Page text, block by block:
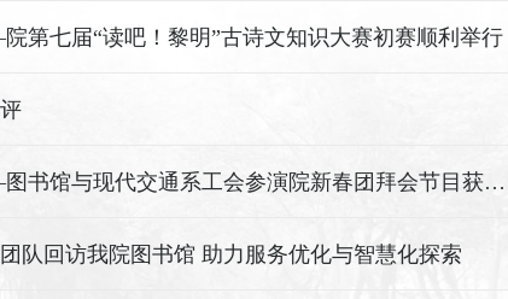
第七届“读吧！黎明”古诗文知识大赛初赛顺利举行
奏百年交响 迎新春韶光——图书馆与现代交通系工会参演院新春团拜会节目获二等奖
队回访我院图书馆 助力服务优化与智慧化探索